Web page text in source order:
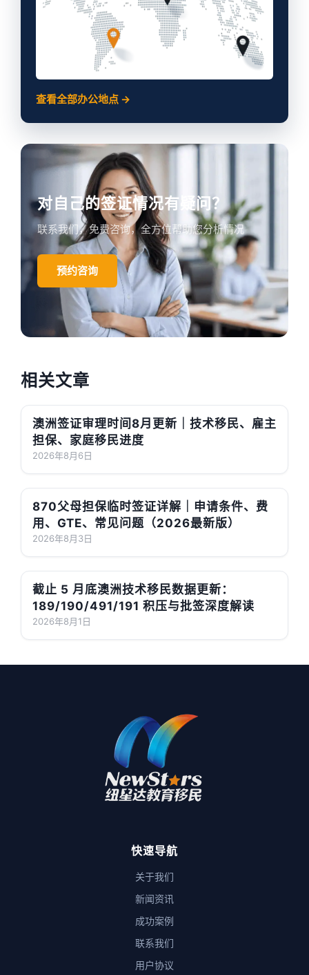
查看全部办公地点 →
对自己的签证情况有疑问？
联系我们，免费咨询，全方位帮助您分析情况
预约咨询
相关文章
澳洲签证审理时间8月更新｜技术移民、雇主
担保、家庭移民进度
2026年8月6日
870父母担保临时签证详解｜申请条件、费
用、GTE、常见问题（2026最新版）
2026年8月3日
截止 5 月底澳洲技术移民数据更新：
189/190/491/191 积压与批签深度解读
2026年8月1日
快速导航
关于我们
新闻资讯
成功案例
联系我们
用户协议